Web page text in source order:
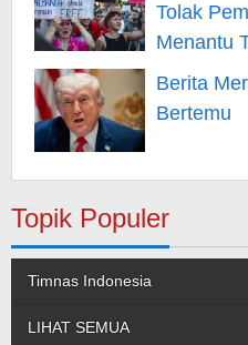
Tolak
Menantu
Berita
Bertemu
Topik Populer
Timnas Indonesia
LIHAT SEMUA